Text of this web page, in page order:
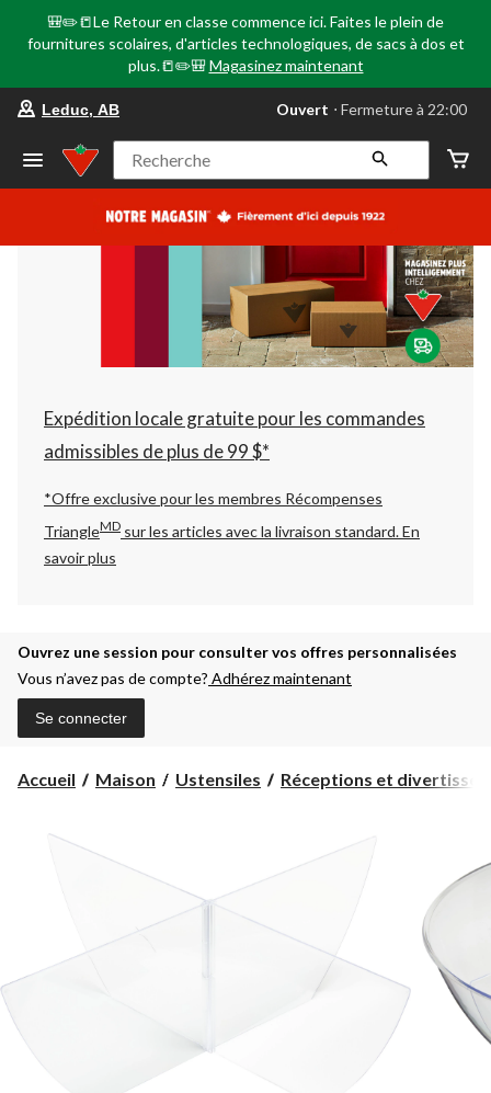
🎒✏️📒Le Retour en classe commence ici. Faites le plein de
fournitures scolaires, d'articles technologiques, de sacs à dos et
plus.📒✏️🎒 Magasinez maintenant
votre
préféré
Leduc,
AB,
courament
Fermeture
à
22:00
cliquer
pour
changer
Leduc, AB Ouvert ⋅ Fermeture à 22:00
Recherche
Expédition locale gratuite pour les commandes
admissibles de plus de 99 $*
*Offre exclusive pour les membres Récompenses
TriangleMD sur les articles avec la livraison standard.En
savoir plus
Ouvrez une session pour consulter vos offres personnalisées
Vous n’avez pas de compte? Adhérez maintenant
Se connecter
Accueil Maison Ustensiles Réceptions et